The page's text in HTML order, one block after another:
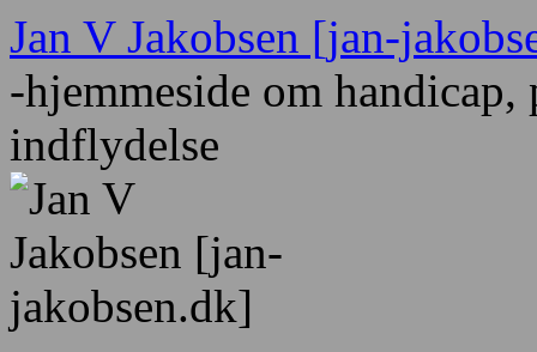
Hop
indhold
Jan V Jakobsen [jan-
-hjemmeside om
indflydelse